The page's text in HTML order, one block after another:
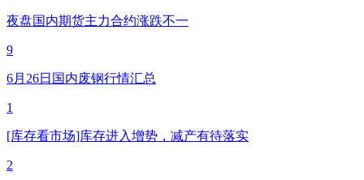
夜盘国内期货主力合约涨跌不一
9
6月26日国内废钢行情汇总
1
[库存看市场]库存进入增势，减产有待落实
2